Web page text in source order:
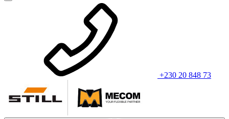
+230 20 848 73